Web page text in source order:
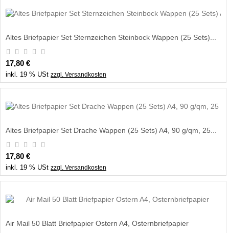
Altes Briefpapier Set Sternzeichen Steinbock Wappen (25 Sets)...
17,80 €
inkl. 19 % USt zzgl. Versandkosten
Altes Briefpapier Set Drache Wappen (25 Sets) A4, 90 g/qm, 25...
17,80 €
inkl. 19 % USt zzgl. Versandkosten
Air Mail 50 Blatt Briefpapier Ostern A4, Osternbriefpapier